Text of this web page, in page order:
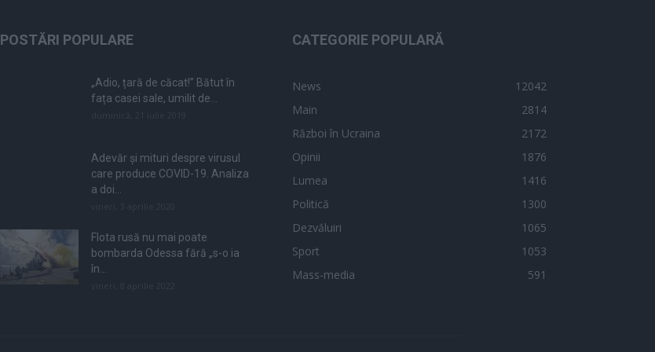
POSTĂRI POPULARE
„Adio, țară de căcat!” Bătut în
fața casei sale, umilit de...
Adevăr și mituri despre virusul
care produce COVID-19. Analiza
a doi...
Flota rusă nu mai poate
bombarda Odessa fără „s-o ia
în...
CATEGORIE POPULARĂ
News
12042
Main
2814
Război în Ucraina
2172
Opinii
1876
Lumea
1416
Politică
1300
Dezvăluiri
1065
Sport
1053
Mass-media
591